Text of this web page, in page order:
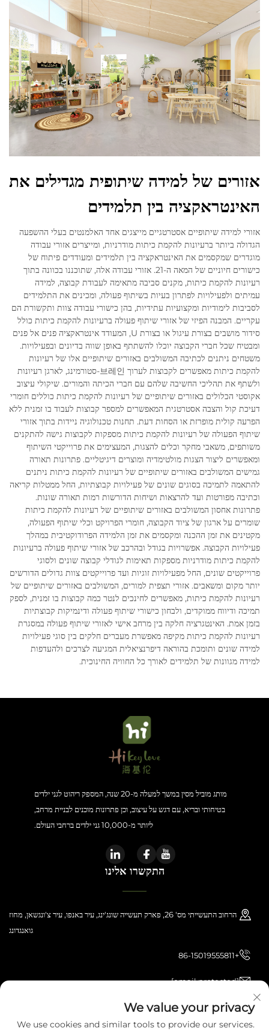
אזורים של למידה שיתופית מגדילים את
האינטראקציה בין תלמידים
אזורי למידה שיתופיים אסטרטגיים מייצגים אחד האלמנטים בעלי ההשפעה
הגדולה ביותר ברעיונות להקמת כיתות מודרניות, ומייצרים אזורי עבודה
מוגדרים שמקסמים את האינטראקציה בין תלמידים ומעודדים פיתוח של
כישורים חיוניים של המאה ה-21. אזורי עבודה אלה, שתוכננו בכוונה בתוך
רעיונות להקמת כיתות, מקנים סביבה מתאימה לעבודת קבוצה, למידה
עמיתים ולפעילויות לפתרון בעיות בשיתוף פעולה, ומכינים את התלמידים
לסביבות לימודיות ומקצועיות עתידיות, בהן כישורי עבודה צוות ותקשורת הם
עקריים. המבנה הפיזי של אזורי שיתוף פעולה ברעיונות להקמת כיתות כולל
סידור מושבים בצורת עיגול או בצורת U, המעודד אינטראקציה פנים אל פנים
ומבטיח שכל חברי הקבוצה יוכלו להשתתף באופן שווה בדיונים ובפעילויות.
משטחים ניתנים לכתיבה המשולבים באזורים שיתופיים אלו של רעיונות
להקמת כיתות מאפשרים לקבוצות לערוך 브레인-סטורמינג, לארגן רעיונות
ולשתף את תהליכי החשיבה שלהם עם חברי הכיתה והמורים. שיקולי עיצוב
אקוסטי הכלולים באזורים שיתופיים של רעיונות להקמת כיתות כוללים חומרי
דעיכת קול והצבה אסטרטגית המאפשרים למספר קבוצות לעבוד בו זמנית ללא
הפרעה קולית מופרזת או הסחות דעת. תחנות טכנולוגיה ניידות בתוך אזורי
שיתוף הפעולה של רעיונות להקמת כיתות מספקות לקבוצות גישה להתקנים
משותפים, משאבי מחקר וכלים להצגות, המעצימים את פרוייקטי השיתוף
ומאפשרים ליצור הצגות מולטימדיה ומוצרים דיגיטליים. פתרונות תאורה
גמישים המשולבים באזורים שיתופיים של רעיונות להקמת כיתות ניתנים
להתאמה לתמיכה בסוגים שונים של פעילויות קבוצתיות, החל ממטלות קריאה
וכתיבה מפורטות ועד להרצאות ושיחות הדורשות רמות תאורה שונות.
פתרונות אחסון המשולבים באזורים שיתופיים של רעיונות להקמת כיתות
שומרים על ארגון של ציוד הקבוצה, חומרי הפרויקט וכלי שיתוף הפעולה,
מקטינים את זמן ההכנה ומקסמים את זמן הלמידה הפרודוקטיבית במהלך
פעילויות הקבוצה. אפשרויות בגודל ובהרכב של אזורי שיתוף פעולה ברעיונות
להקמת כיתות מודרניות מספקות תאימות לגודלי קבוצה שונים ולסוגי
פרוייקטים שונים, החל מפעילויות זוגיות ועד פרוייקטים צוות גדולים הדורשים
יותר מקום ומשאבים. אזורי תצפית למורים, המשולבים באזורים שיתופיים של
רעיונות להקמת כיתות, מאפשרים לחינכים לנטר כמה קבוצות בו זמנית, לספק
תמיכה ודיווח ממוקדים, ולבחון כישורי שיתוף פעולה ודינמיקות קבוצתיות
בזמן אמת. האינטגרציה חלקה בין מרחב אישי לאזורי שיתוף פעולה במסגרת
רעיונות להקמת כיתות מקיפה מאפשרת מעברים חלקים בין סוגי פעילויות
למידה שונים ותומכת בהוראה דיפרנציאלית המגיעה לצרכים ולהעדפות
למידה מגוונות של תלמידים לאורך כל החוויה החינוכית.
מותג מוביל מסין במשך למעלה מ-20 שנה, המספק ריהוט לגני ילדים
בטיחותי ובריא, עם דגש על עיצוב, וכן פתרונות מוכנים לבניית מרחב,
ליותר מ-10,000 גני ילדים ברחבי העולם.
התקשרו אלינו
הרחוב התעשייתי מס' 26, פארק תעשייה שונג'ינג, עיר באנפו, עיר צ'ונגשאן, מחוז
גואנגדונג
+86-15019555811
[email protected]
We value your privacy
We use cookies and similar tools to provide our services.